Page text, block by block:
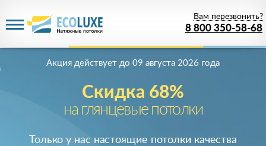
8 800 350-58-68
Вам перезвонить?
Скидка 68%
на глянцевые потолки
Акция действует до 09 августа 2026 года
Только у нас настоящие потолки качества